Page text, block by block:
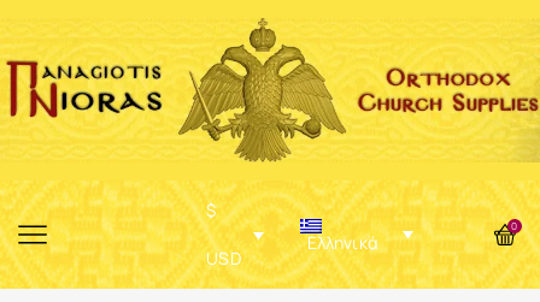
$
USD
Ελληνικά
0